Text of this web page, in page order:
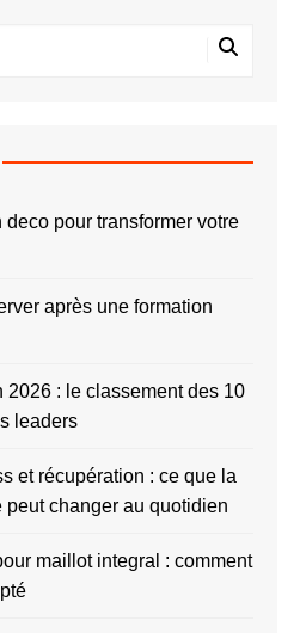
pour transformer votre
après une formation
2026 : le classement des 10
leaders
et récupération : ce que la
changer au quotidien
maillot integral : comment